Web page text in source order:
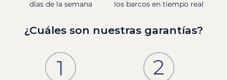
días de la semana
los barcos en tiempo real
¿Cuáles son nuestras garantías?